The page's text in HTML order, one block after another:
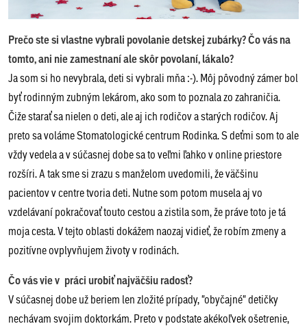
Prečo ste si vlastne vybrali povolanie detskej zubárky? Čo vás na
tomto, ani nie zamestnaní ale skôr povolaní, lákalo?
Ja som si ho nevybrala, deti si vybrali mňa :-). Môj pôvodný zámer bol
byť rodinným zubným lekárom, ako som to poznala zo zahraničia.
Čiže starať sa nielen o deti, ale aj ich rodičov a starých rodičov. Aj
preto sa voláme Stomatologické centrum Rodinka. S deťmi som to ale
vždy vedela a v súčasnej dobe sa to veľmi ľahko v online priestore
rozšíri. A tak sme si zrazu s manželom uvedomili, že väčšinu
pacientov v centre tvoria deti. Nutne som potom musela aj vo
vzdelávaní pokračovať touto cestou a zistila som, že práve toto je tá
moja cesta. V tejto oblasti dokážem naozaj vidieť, že robím zmeny a
pozitívne ovplyvňujem životy v rodinách.
Čo vás vie v práci urobiť najväčšiu radosť?
V súčasnej dobe už beriem len zložité prípady, "obyčajné" detičky
nechávam svojim doktorkám. Preto v podstate akékoľvek ošetrenie,